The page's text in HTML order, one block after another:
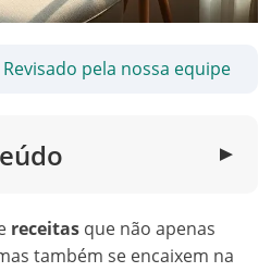
pela nossa equipe
▼
receitas que não apenas
também se encaixem na